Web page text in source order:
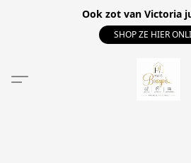
Ook zot van Victoria
SHOP ZE HIER